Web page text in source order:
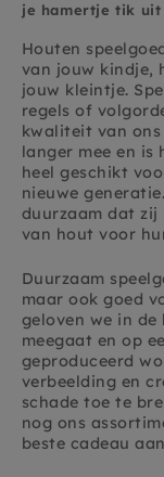
je hamertje tik
Houten
van jouw kindje,
jouw kleintje.
regels of
kwaliteit van
langer mee en is
heel geschikt
nieuwe
duurzaam dat
van hout voor
Duurzaam
maar ook goed
geloven we in
meegaat en op
geproduceerd
verbeelding en
schade toe te
nog ons
beste cadeau